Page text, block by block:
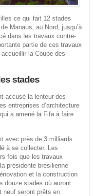
ce qui fait 12 stades
Manaus, au Nord, jusqu’à
dans les travaux contre-
partie de ces travaux
la Coupe des
stades
accusé la lenteur des
entreprises d’architecture
a amené la Fifa à faire
avec près de 3 milliards
à se collecter. Les
fois que les travaux
présidente brésilienne
et la construction
douze stades où auront
neuf seront prêts en